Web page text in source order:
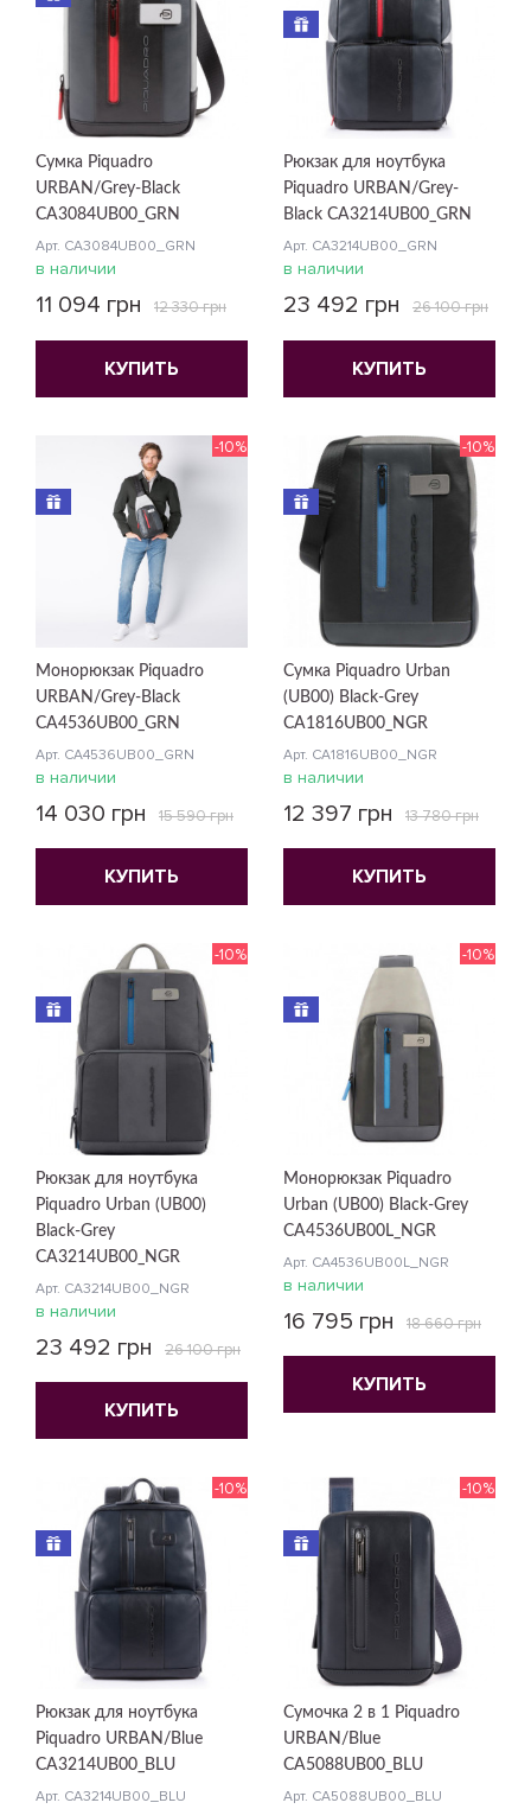
Сумка Piquadro
URBAN/Grey-Black
CA3084UB00_GRN
Арт. CA3084UB00_GRN
в наличии
11 094 грн 12 330 грн
КУПИТЬ
Рюкзак для ноутбука
Piquadro URBAN/Grey-
Black CA3214UB00_GRN
Арт. CA3214UB00_GRN
в наличии
23 492 грн 26 100 грн
КУПИТЬ
Монорюкзак Piquadro
URBAN/Grey-Black
CA4536UB00_GRN
Арт. CA4536UB00_GRN
-10%
в наличии
14 030 грн 15 590 грн
КУПИТЬ
Сумка Piquadro Urban
(UB00) Black-Grey
CA1816UB00_NGR
Арт. CA1816UB00_NGR
-10%
в наличии
12 397 грн 13 780 грн
КУПИТЬ
Рюкзак для ноутбука
Piquadro Urban (UB00)
Black-Grey
CA3214UB00_NGR
Арт. CA3214UB00_NGR
-10%
в наличии
23 492 грн 26 100 грн
КУПИТЬ
Монорюкзак Piquadro
Urban (UB00) Black-Grey
CA4536UB00L_NGR
Арт. CA4536UB00L_NGR
-10%
в наличии
16 795 грн 18 660 грн
КУПИТЬ
Рюкзак для ноутбука
Piquadro URBAN/Blue
CA3214UB00_BLU
Арт. CA3214UB00_BLU
-10%
Сумочка 2 в 1 Piquadro
URBAN/Blue
CA5088UB00_BLU
Арт. CA5088UB00_BLU
-10%